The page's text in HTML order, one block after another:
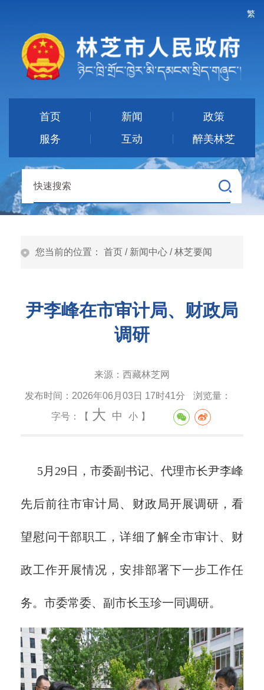
繁
首页 新闻
政策
服务
互动 醉美林芝
您当前的位置： 首页 / 新闻中心 /林芝要闻
尹李峰在市审计局、财政局
调研
来源： 西藏林芝网
发布时间： 2026年06月03日 17时41分 浏览量：
字号：【 大 中 小 】
5月29日，市委副书记、代理市长尹李峰
先后前往市审计局、财政局开展调研，看
望慰问干部职工，详细了解全市审计、财
政工作开展情况，安排部署下一步工作任
务。市委常委、副市长玉珍一同调研。